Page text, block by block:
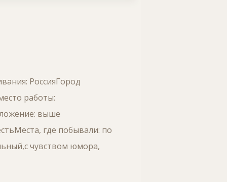
РоссияГород
работы:
выше
где побывали: по
чувством юмора,